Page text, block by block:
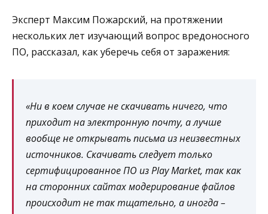
Эксперт Максим Пожарский, на протяжении
нескольких лет изучающий вопрос вредоносного
ПО, рассказал, как уберечь себя от заражения:
«Ни в коем случае не скачивать ничего, что
приходит на электронную почту, а лучше
вообще не открывать письма из неизвестных
источников. Скачивать следует только
сертифицированное ПО из Play Market, так как
на сторонних сайтах модерирование файлов
происходит не так тщательно, а иногда –